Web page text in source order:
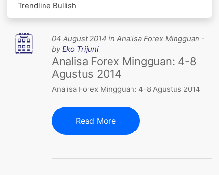
Trendline Bullish
04 August 2014 in Analisa Forex Mingguan -
byEko Trijuni
Analisa Forex Mingguan: 4-8
Agustus 2014
Analisa Forex Mingguan: 4-8 Agustus 2014
Read More